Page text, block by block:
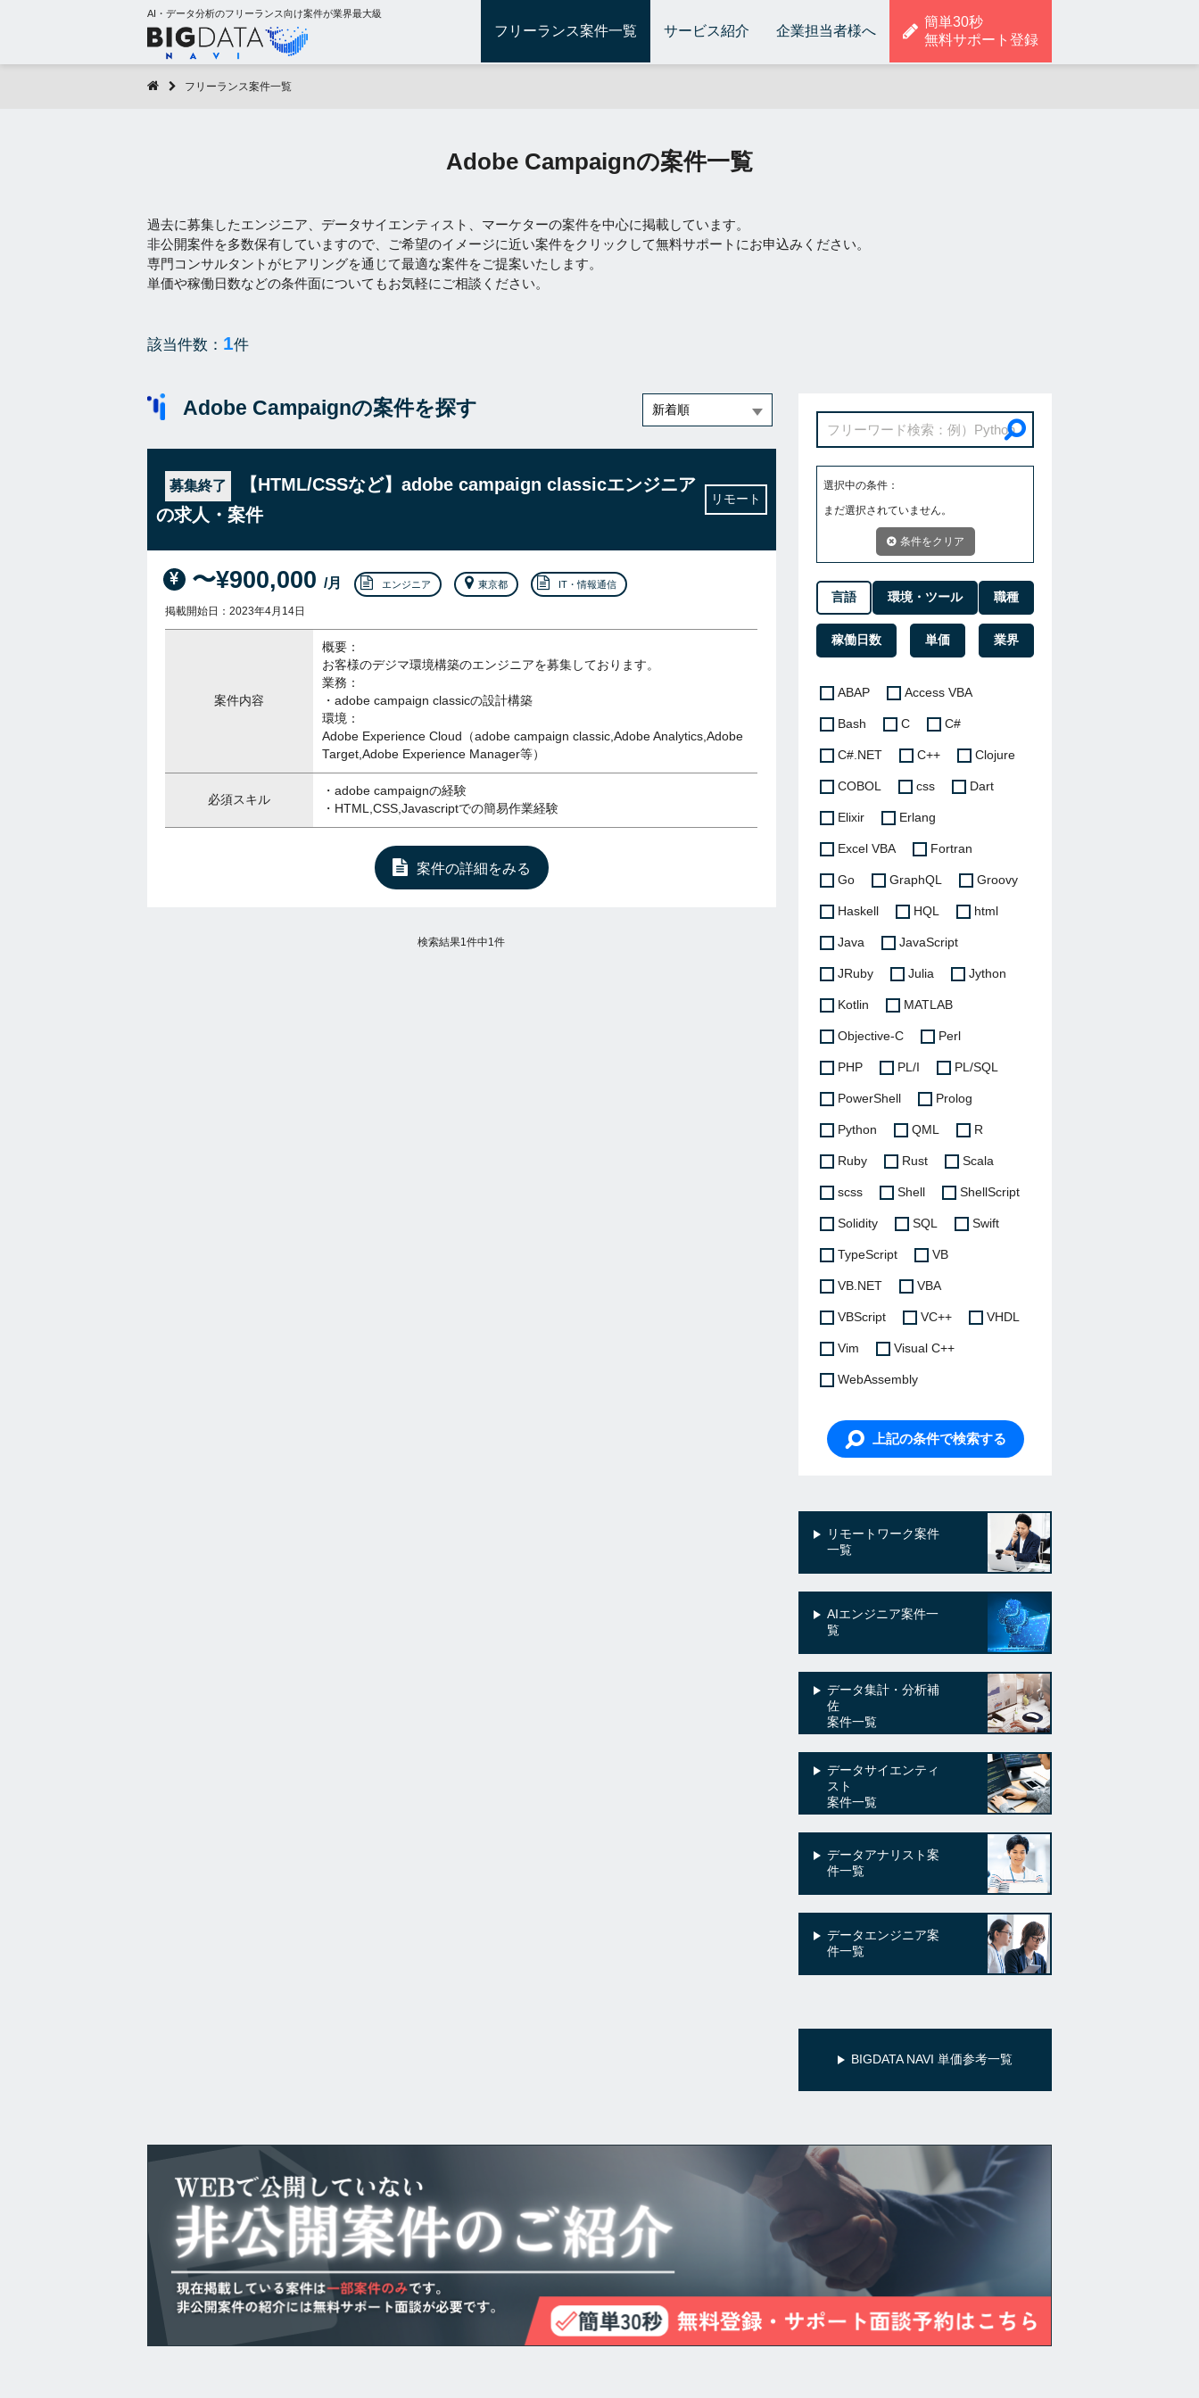
AI・データ分析のフリーランス向け案件が業界最大級
フリーランス案件一覧 サービス紹介 企業担当者様へ
簡単30秒
無料サポート登録
フリーランス案件一覧
Adobe Campaignの案件一覧
過去に募集したエンジニア、データサイエンティスト、マーケターの案件を中心に掲載しています。
非公開案件を多数保有していますので、ご希望のイメージに近い案件をクリックして無料サポートにお申込みください。
専門コンサルタントがヒアリングを通じて最適な案件をご提案いたします。
単価や稼働日数などの条件面についてもお気軽にご相談ください。
該当件数： 1件
選択中の条件：
まだ選択されていません。
条件をクリア
言語 環境・ツール 職種
稼働日数 単価 業界
ABAP Access VBA
Bash C C#
C#.NET C++ Clojure
COBOL css Dart
Elixir Erlang
Excel VBA Fortran
Go GraphQL Groovy
Haskell HQL html
Java JavaScript
JRuby Julia Jython
Kotlin MATLAB
Objective-C Perl
PHP PL/I PL/SQL
PowerShell Prolog
Python QML R
Ruby Rust Scala
scss Shell ShellScript
Solidity SQL Swift
TypeScript VB
VB.NET VBA
VBScript VC++ VHDL
Vim Visual C++
WebAssembly
上記の条件で検索する
リモートワーク案件
一覧
AIエンジニア案件一
覧
データ集計・分析補
佐
案件一覧
データサイエンティ
スト
案件一覧
データアナリスト案
件一覧
データエンジニア案
件一覧
BIGDATA NAVI 単価参考一覧
Adobe Campaignの案件を探す
募集終了
【HTML/CSSなど】adobe campaign classicエンジニア
の求人・案件
リモート
〜¥900,000 /月 エンジニア 東京都 IT・情報通信
掲載開始日：2023年4月14日
案件内容
概要：
お客様のデジマ環境構築のエンジニアを募集しております。
業務：
・adobe campaign classicの設計構築
環境：
Adobe Experience Cloud（adobe campaign classic,Adobe Analytics,Adobe
Target,Adobe Experience Manager等）
必須スキル
・adobe campaignの経験
・HTML,CSS,Javascriptでの簡易作業経験
案件の詳細をみる
検索結果1件中1件